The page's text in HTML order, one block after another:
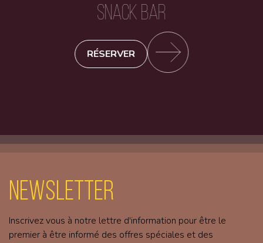
SNACK BAR
RÉSERVER
Newsletter
Inscrivez vous à notre lettre d'information pour être le
premier à être informé des offres spéciales et des